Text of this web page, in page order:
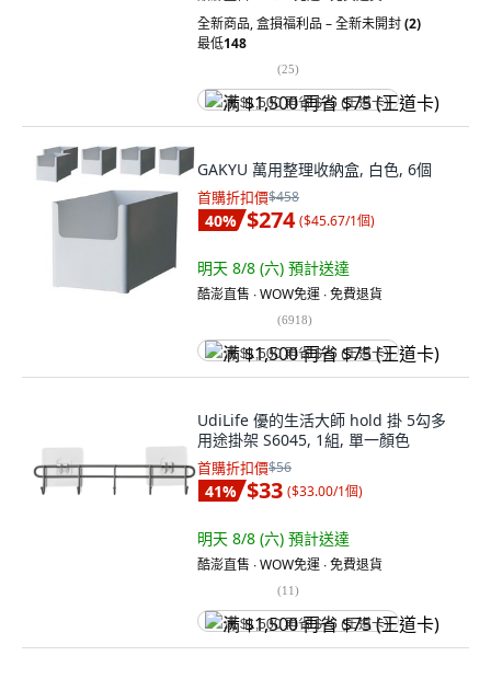
全新商品,盒損福利品 – 全新未開封(2)
最低148
(25)
满 $1,500 再省 $75 (王道卡)
GAKYU 萬用整理收納盒, 白色, 6個
首購折扣價$458
40% $274 ($45.67/1個)
明天 8/8 (六) 預計送達
酷澎直售 ∙ WOW免運 ∙ 免費退貨
(6918)
满 $1,500 再省 $75 (王道卡)
UdiLife 優的生活大師 hold 掛 5勾多
用途掛架 S6045, 1組, 單一顏色
首購折扣價$56
41% $33 ($33.00/1個)
明天 8/8 (六) 預計送達
酷澎直售 ∙ WOW免運 ∙ 免費退貨
(11)
满 $1,500 再省 $75 (王道卡)